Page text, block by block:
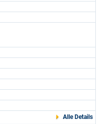
Alle Details